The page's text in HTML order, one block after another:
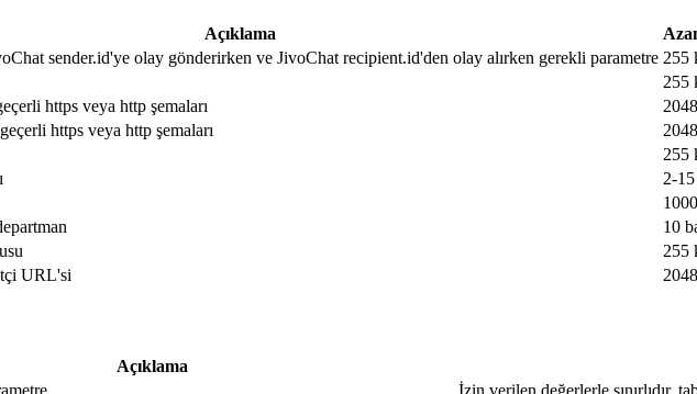
Açıklama
sender.id'ye olay gönderirken ve JivoChat recipient.id'den olay alırken gerekli parametre 255
255
https veya http şemaları
https veya http şemaları
255
2-
10
255
URL'si
Açıklama
İzin verilen değerlerle sınırlıdır,